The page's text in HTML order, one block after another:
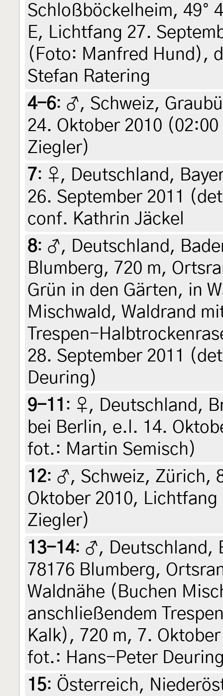
Schloßböckelheim, 49°
E, Lichtfang 27.
(Foto: Manfred Hund),
Stefan Ratering
4-6: ♂, Schweiz,
24. Oktober 2010
Ziegler)
7: ♀, Deutschland,
26. September 2011
conf. Kathrin Jäckel
8: ♂, Deutschland,
Blumberg, 720 m,
Grün in den Gärten, in
Mischwald, Waldrand
Trespen-
28. September 2011
Deuring)
9-11 : ♀, Deutschland,
bei Berlin, e.l. 14.
fot.: Martin Semisch)
12: ♂, Schweiz, Zürich,
Oktober 2010,
Ziegler)
13-14: ♂, Deutschland,
78176 Blumberg,
Waldnähe (Buchen
anschließendem
Kalk), 720 m, 7.
fot.: Hans-Peter
15: Österreich,